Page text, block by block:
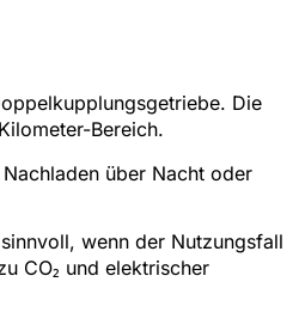
Die
Bereich.
über Nacht oder
wenn der Nutzungsfall
CO₂ und elektrischer